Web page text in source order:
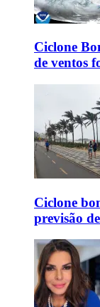
Ciclone
de ventos
Ciclone
previsão